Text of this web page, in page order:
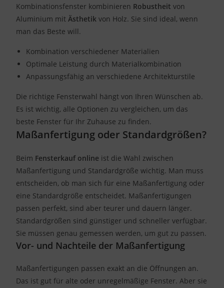
Kombinationsfenster kombinieren Robustheit von
Aluminium mitÄsthetik von Holz. Sie sind ideal, wenn
man das Beste will.
Kombination verschiedener Materialien
Optimale Leistung durch Materialkombination
Anpassungsfähig an verschiedene Architekturstile
Die richtige Fensterwahl hängt von Ihren Wünschen ab.
Es ist wichtig, alle Optionen zu vergleichen, um das
beste Fenster für Ihr Zuhause zu finden.
Maßanfertigung oder Standardgrößen?
Beim Fensterkauf online ist die Wahl zwischen
Maßanfertigung und Standardgröße wichtig. Man muss
entscheiden, ob man sich für eine Maßanfertigung oder
eine Standardgröße entscheidet. Maßanfertigungen
passen perfekt, sind aber teurer und dauern länger.
Standardgrößen sind günstiger und schneller verfügbar.
Sie müssen genau gemessen werden, um gut zu passen.
Vor- und Nachteile der Maßanfertigung
Maßanfertigungen passen exakt an die Öffnungen an.
Das ist gut für alte oder unregelmäßige Fenster. Aber sie